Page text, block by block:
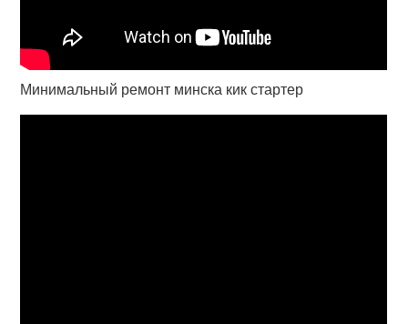
Минимальный ремонт минска кик стартер